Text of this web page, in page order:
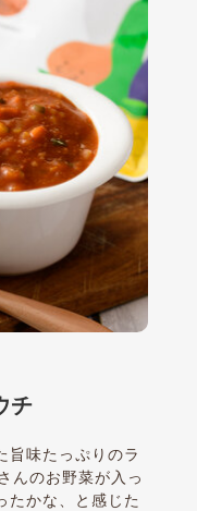
チ
旨味たっぷりのラ
んのお野菜が入っ
たかな、と感じた